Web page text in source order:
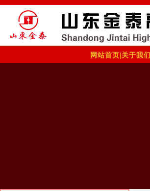
网站首页 关于我们